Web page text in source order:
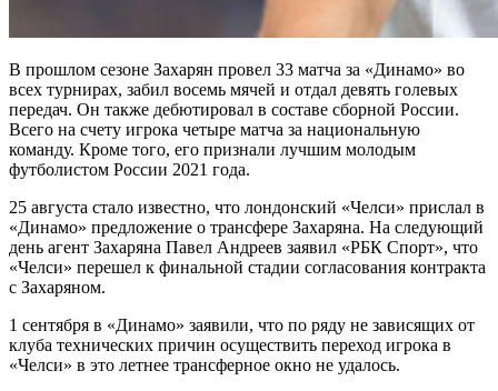
В прошлом сезоне Захарян провел 33 матча за «Динамо» во
всех турнирах, забил восемь мячей и отдал девять голевых
передач. Он также дебютировал в составе сборной России.
Всего на счету игрока четыре матча за национальную
команду. Кроме того, его признали лучшим молодым
футболистом России 2021 года.
25 августа стало известно, что лондонский «Челси» прислал в
«Динамо» предложение о трансфере Захаряна. На следующий
день агент Захаряна Павел Андреев заявил «РБК Спорт», что
«Челси» перешел к финальной стадии согласования контракта
с Захаряном.
1 сентября в «Динамо» заявили, что по ряду не зависящих от
клуба технических причин осуществить переход игрока в
«Челси» в это летнее трансферное окно не удалось.